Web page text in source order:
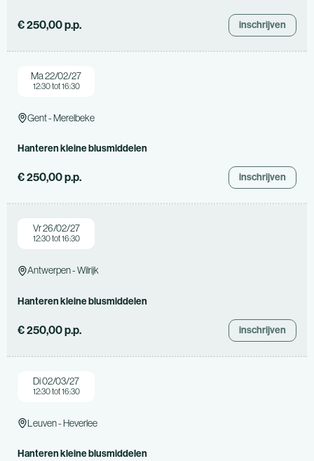
€ 250,00 p.p. inschrijven
Ma 22/02/27
12:30 tot 16:30
Gent - Merelbeke
Hanteren kleine blusmiddelen
€ 250,00 p.p. inschrijven
Vr 26/02/27
12:30 tot 16:30
Antwerpen - Wilrijk
Hanteren kleine blusmiddelen
€ 250,00 p.p. inschrijven
Di 02/03/27
12:30 tot 16:30
Leuven - Heverlee
Hanteren kleine blusmiddelen